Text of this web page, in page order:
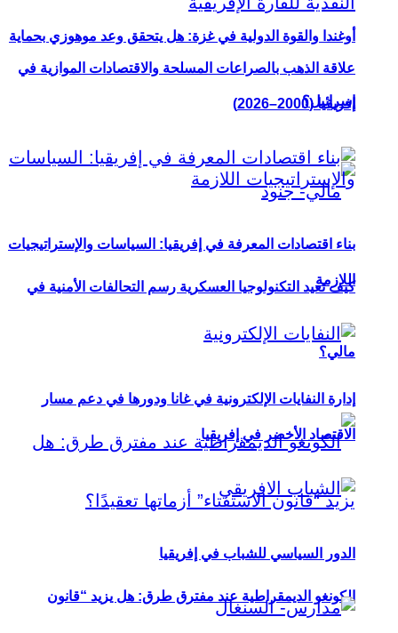
أوغندا والقوة الدولية في غزة: هل يتحقق وعد موهوزي بحماية
إسرائيل؟
كيف تعيد التكنولوجيا العسكرية رسم التحالفات الأمنية في
مالي؟
الكونغو الديمقراطية عند مفترق طرق: هل يزيد “قانون
علاقة الذهب بالصراعات المسلحة والاقتصادات الموازية في
إفريقيا (2000–2026)
بناء اقتصادات المعرفة في إفريقيا: السياسات والإستراتيجيات
اللازمة
إدارة النفايات الإلكترونية في غانا ودورها في دعم مسار
الاقتصاد الأخضر في إفريقيا
الدور السياسي للشباب في إفريقيا